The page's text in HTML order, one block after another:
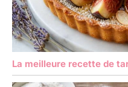
La meilleure recette de